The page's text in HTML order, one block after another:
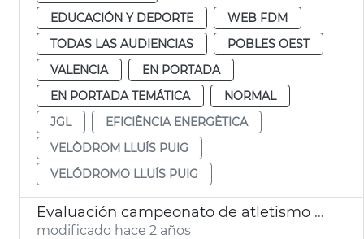
EDUCACIÓN Y DEPORTE
WEB FDM
TODAS LAS AUDIENCIAS
POBLES OEST
VALENCIA
EN PORTADA
EN PORTADA TEMÁTICA
NORMAL
JGL
EFICIÈNCIA ENERGÈTICA
VELÒDROM LLUÍS PUIG
VELÓDROMO LLUÍS PUIG
Evaluación campeonato de atletismo 2027
modificado hace 2 años